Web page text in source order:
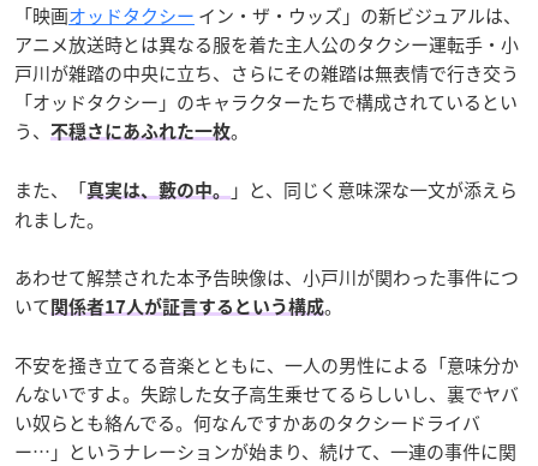
「映画オッドタクシー イン・ザ・ウッズ」の新ビジュアルは、
アニメ放送時とは異なる服を着た主人公のタクシー運転手・小
戸川が雑踏の中央に立ち、さらにその雑踏は無表情で行き交う
「オッドタクシー」のキャラクターたちで構成されているとい
う、
不穏さにあふれた一枚。
また、「真実は、藪の中。
」と、同じく意味深な一文が添えら
れました。
あわせて解禁された本予告映像は、小戸川が関わった事件につ
いて 関係者17人が証言するという構成。
不安を掻き立てる音楽とともに、一人の男性による「意味分か
んないですよ。失踪した女子高生乗せてるらしいし、裏でヤバ
い奴らとも絡んでる。何なんですかあのタクシードライバ
ー…」というナレーションが始まり、続けて、一連の事件に関